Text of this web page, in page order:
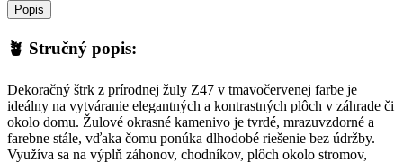
Popis
🪴 Stručný popis:
Dekoračný štrk z prírodnej žuly Z47 v tmavočervenej farbe je
ideálny na vytváranie elegantných a kontrastných plôch v záhrade či
okolo domu. Žulové okrasné kamenivo je tvrdé, mrazuvzdorné a
farebne stále, vďaka čomu ponúka dlhodobé riešenie bez údržby.
Využíva sa na výplň záhonov, chodníkov, plôch okolo stromov,